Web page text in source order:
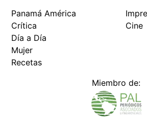
Panamá América
Crítica
Día a Día
Mujer
Recetas
Cine
Miembro de: